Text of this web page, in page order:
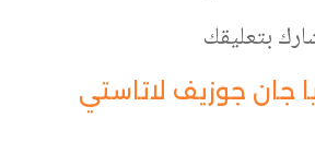
بتعليقك
جان جوزيف لاتاستي